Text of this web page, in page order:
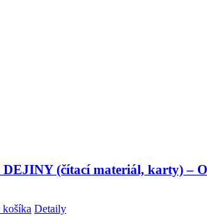
(čítací materiál, karty) –
Detaily